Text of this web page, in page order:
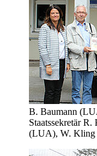
B. Baumann
Staatssekretär
(LUA), W.